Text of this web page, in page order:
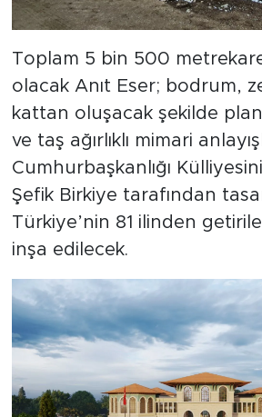
Toplam 5 bin 500
olacak Anıt Eser; bodrum,
kattan oluşacak şekilde
ve taş ağırlıklı mimari
Cumhurbaşkanlığı
Şefik Birkiye tarafından
Türkiye’nin 81 ilinden
inşa edilecek.